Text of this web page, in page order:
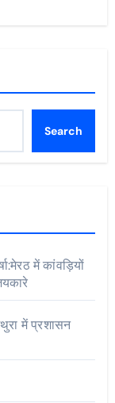
Search
में कांवड़ियों
में प्रशासन